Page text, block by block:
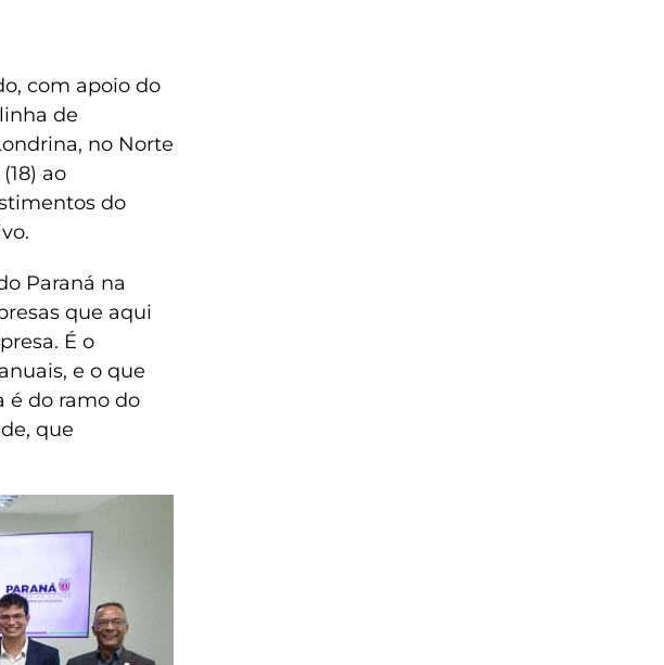
com apoio do
de
no Norte
ao
do
Paraná na
que aqui
É o
e o que
é do ramo do
que